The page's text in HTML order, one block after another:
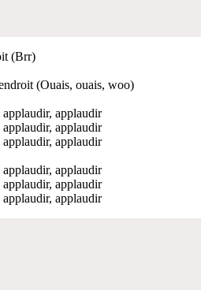
(Brr)
(Ouais, ouais, woo)
applaudir
applaudir
applaudir
applaudir
applaudir
applaudir